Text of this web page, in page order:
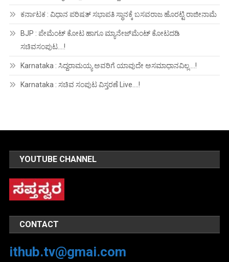
ಕರ್ನಾಟಕ : ವಿಧಾನ ಪರಿಷತ್ ಸಭಾಪತಿ ಸ್ಥಾನಕ್ಕೆ ಬಸವರಾಜ ಹೊರಟ್ಟಿ ರಾಜೀನಾಮೆ
BJP : ಪೇಮೆಂಟ್ ಕೋಟ ಹಾಗೂ ಮ್ಯಾನೇಜ್‍ಮೆಂಟ್ ಕೋಟದಡಿ
ಸಚಿವಸಂಪುಟ….!
Karnataka : ಸಿದ್ದರಾಮಯ್ಯ ಅವರಿಗೆ ಯಾವುದೇ ಅಸಮಾಧಾನವಿಲ್ಲ….!
Karnataka : ಸಚಿವ ಸಂಪುಟ ವಿಸ್ತರಣೆ Live….!
YOUTUBE CHANNEL
CONTACT
ithub.tv@gmai.com